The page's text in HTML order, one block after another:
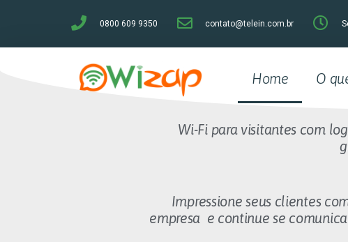
0800 609 9350 contato@telein.com.br
Home O
Wi-Fi para visitantes com
Impressione seus clientes
empresa e continue se